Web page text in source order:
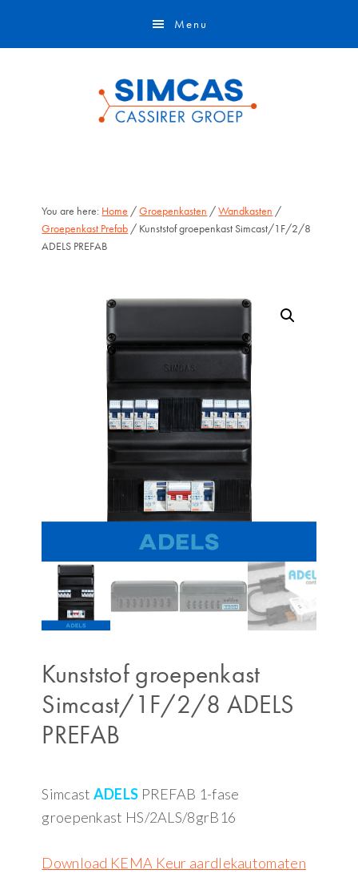
Menu
You are here: Home /Groepenkasten /Wandkasten /
Groepenkast Prefab / Kunststof groepenkast Simcast/1F/2/8
ADELS PREFAB
Kunststof groepenkast
Simcast/1F/2/8 ADELS
PREFAB
Simcast ADELS PREFAB 1-fase
groepenkast HS/2ALS/8grB16
Download KEMA Keur aardlekautomaten